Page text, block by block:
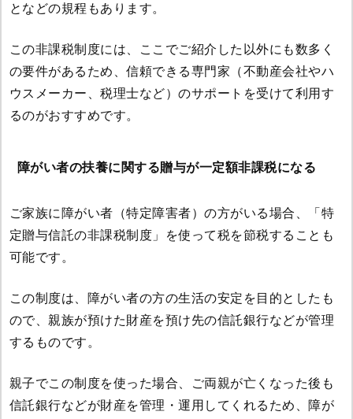
となどの規程もあります。
この非課税制度には、ここでご紹介した以外にも数多く
の要件があるため、信頼できる専門家（不動産会社やハ
ウスメーカー、税理士など）のサポートを受けて利用す
るのがおすすめです。
障がい者の扶養に関する贈与が一定額非課税になる
ご家族に障がい者（特定障害者）の方がいる場合、「特
定贈与信託の非課税制度」を使って税を節税することも
可能です。
この制度は、障がい者の方の生活の安定を目的としたも
ので、親族が預けた財産を預け先の信託銀行などが管理
するものです。
親子でこの制度を使った場合、ご両親が亡くなった後も
信託銀行などが財産を管理・運用してくれるため、障が